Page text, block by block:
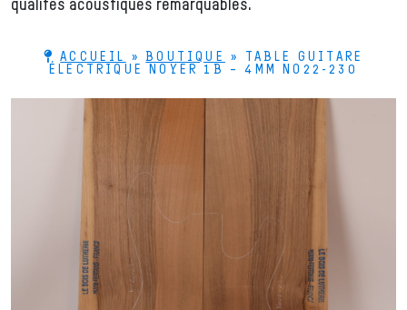
qualités acoustiques remarquables.
ACCUEIL »BOUTIQUE » TABLE GUITARE
ÉLECTRIQUE NOYER 1B – 4MM NO22-230